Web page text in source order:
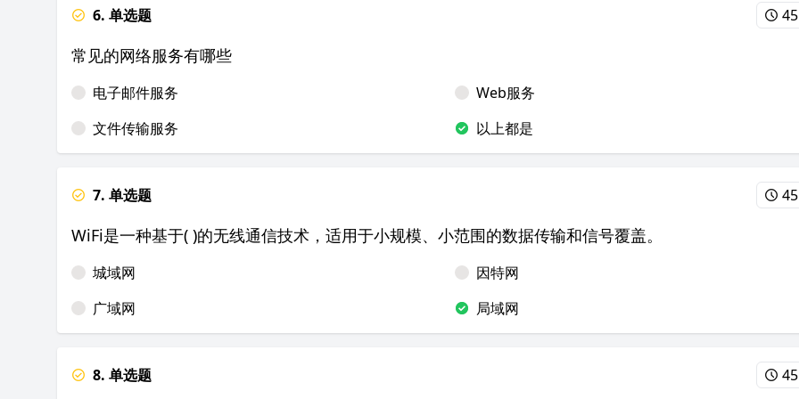
6. 单选题
常见的网络服务有哪些
电子邮件服务
Web服务
文件传输服务
以上都是
7. 单选题
WiFi是一种基于( )的无线通信技术，适用于小规模、小范围的数据传输和信号覆盖。
城域网
因特网
广域网
局域网
8. 单选题